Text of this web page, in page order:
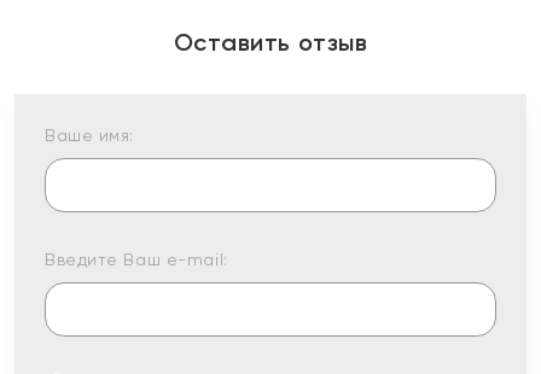
Оставить отзыв
Ваше имя:
Введите Ваш e-mail: